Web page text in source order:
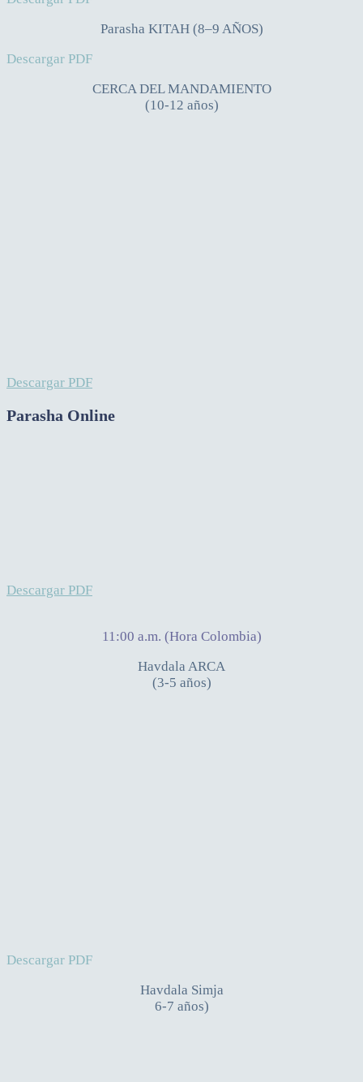
Parasha KITAH (8–9 AÑOS)
Descargar PDF
CERCA DEL MANDAMIENTO
(10-12 años)
Descargar PDF
Parasha Online
Descargar PDF
11:00 a.m. (Hora Colombia)
Havdala ARCA
(3-5 años)
Descargar PDF
Havdala Simja
6-7 años)